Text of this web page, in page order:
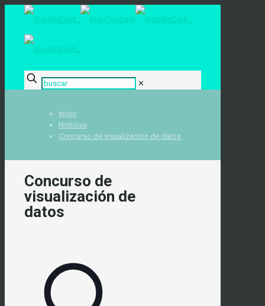
✕
Inicio
Noticias
Concurso de visualización de datos
Concurso de
visualización de
datos